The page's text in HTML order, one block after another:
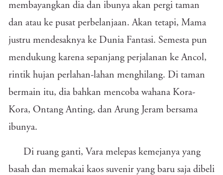
membayangkan dia dan ibunya akan pergi taman
dan atau ke pusat perbelanjaan. Akan tetapi, Mama
justru mendesaknya ke Dunia Fantasi. Semesta pun
mendukung karena sepanjang perjalanan ke Ancol,
rintik hujan perlahan-lahan menghilang. Di taman
bermain itu, dia bahkan mencoba wahana Kora-
Kora, Ontang Anting, dan Arung Jeram bersama
ibunya.
Di ruang ganti, Vara melepas kemejanya yang
basah dan memakai kaos suvenir yang baru saja dibeli